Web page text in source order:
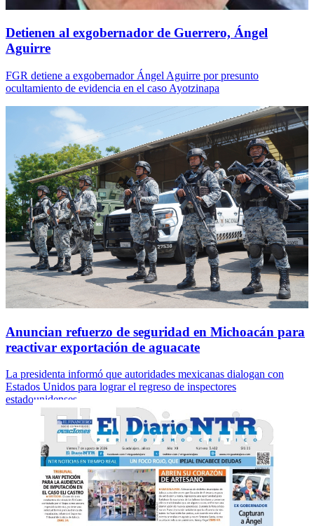
Detienen al exgobernador de Guerrero, Ángel
Aguirre
FGR detiene a exgobernador Ángel Aguirre por presunto
ocultamiento de evidencia en el caso Ayotzinapa
Anuncian refuerzo de seguridad en Michoacán para
reactivar exportación de aguacate
La presidenta informó que autoridades mexicanas dialogan con
Estados Unidos para lograr el regreso de inspectores
estadounidenses